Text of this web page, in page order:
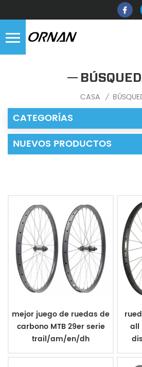
CASA /
CATEGORÍAS
NUEVOS PRODUCTOS
mejor juego de ruedas de
carbono MTB 29er serie
trail/am/en/dh
all